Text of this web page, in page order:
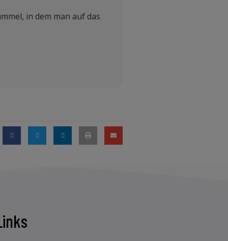
in dem man auf das